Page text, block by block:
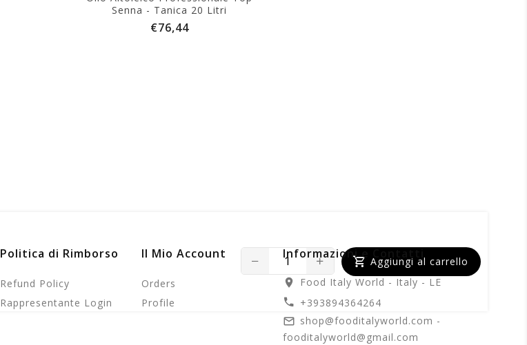
Senna - Tanica 20 Litri
€76,44
Aggiungi al carrello
Politica di Rimborso
Refund Policy
Rappresentante Login
Il Mio Account
Orders
Profile
Informazioni e Contatti
Food Italy World - Italy - LE
+393894364264
shop@fooditalyworld.com -
fooditalyworld@gmail.com